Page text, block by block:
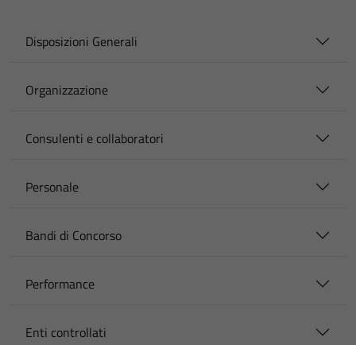
Disposizioni Generali
Organizzazione
Consulenti e collaboratori
Personale
Bandi di Concorso
Performance
Enti controllati